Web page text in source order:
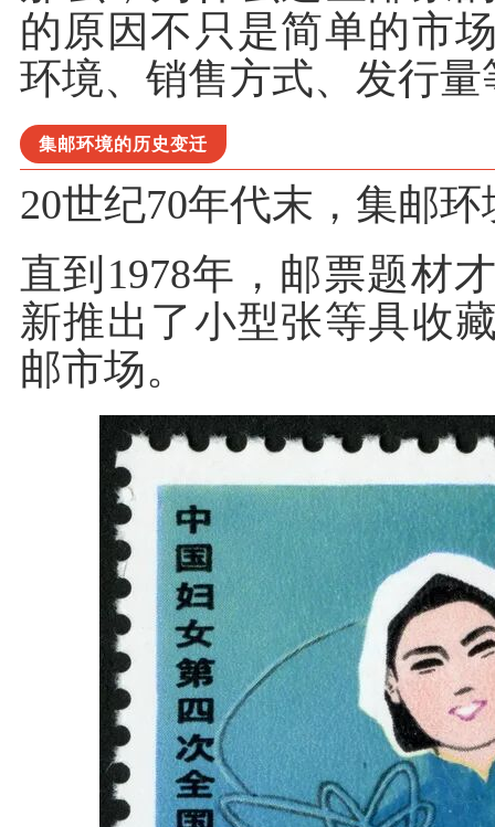
的原因不只是简单的市
环境、销售方式、发行
集邮环境的历史变迁
20世纪70年代末，集邮
直到1978年，邮票题材
新推出了小型张等具收
邮市场。